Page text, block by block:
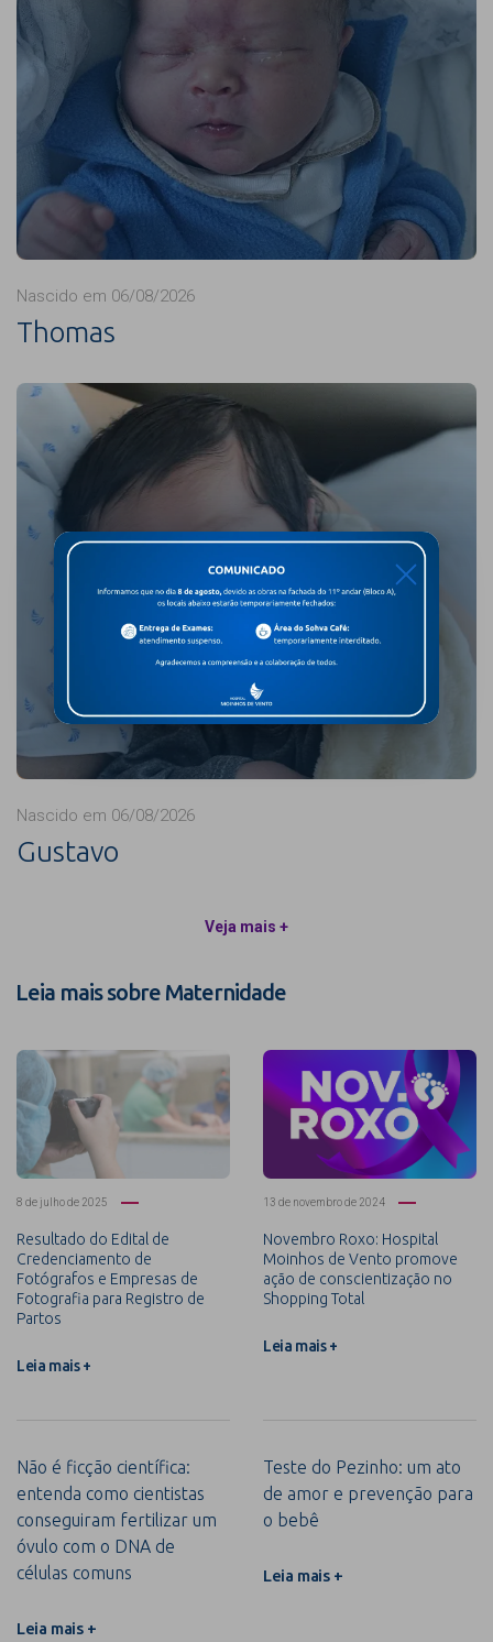
Nascido em 06/08/2026
Thomas
Nascido em 06/08/2026
Gustavo
Veja mais +
Leia mais sobre Maternidade
8 de julho de 2025
Resultado do Edital de
Credenciamento de
Fotógrafos e Empresas de
Fotografia para Registro de
Partos
Leia mais +
13 de novembro de 2024
Novembro Roxo: Hospital
Moinhos de Vento promove
ação de conscientização no
Shopping Total
Leia mais +
Não é ficção científica:
entenda como cientistas
conseguiram fertilizar um
óvulo com o DNA de
células comuns
Leia mais +
Teste do Pezinho: um ato
de amor e prevenção para
o bebê
Leia mais +
X